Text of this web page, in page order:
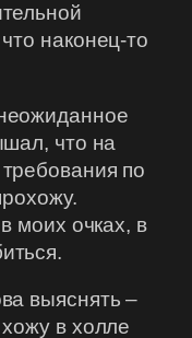
наконец-то
что на
по
моих очках, в
выяснять –
в холле